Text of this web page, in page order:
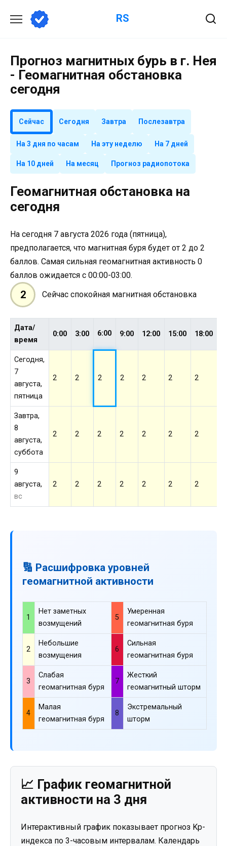
содержанию
RS
Прогноз магнитных бурь в г. Нея
- Геомагнитная обстановка
сегодня
Сейчас Сегодня Завтра Послезавтра
На 3 дня по часам На эту неделю На 7 дней
На 10 дней На месяц Прогноз радиопотока
Геомагнитная обстановка на
сегодня
На сегодня 7 августа 2026 года (пятница),
предполагается, что магнитная буря будет от 2 до 2
баллов. Самая сильная геомагнитная активность 0
баллов ожидается с 00:00-03:00.
2 Сейчас спокойная магнитная обстановка
Дата/
время
0:00 3:00 6:00 9:00 12:00 15:00 18:00
Сегодня,
7
августа,
пятница
2 2 2 2 2 2 2
Завтра,
8
августа,
суббота
2 2 2 2 2 2 2
9
августа,
вс
2 2 2 2 2 2 2
🔢 Расшифровка уровней
геомагнитной активности
1
Нет заметных
возмущений
5
Умеренная
геомагнитная буря
2
Небольшие
возмущения
6
Сильная
геомагнитная буря
3
Слабая
геомагнитная буря
7
Жесткий
геомагнитный шторм
4
Малая
геомагнитная буря
8
Экстремальный
шторм
📈 График геомагнитной
активности на 3 дня
Интерактивный график показывает прогноз Kp-
индекса по 3-часовым интервалам. Календарь